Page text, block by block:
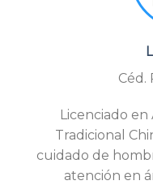
Céd.
Licenciado
Tradicional
cuidado de
atención en